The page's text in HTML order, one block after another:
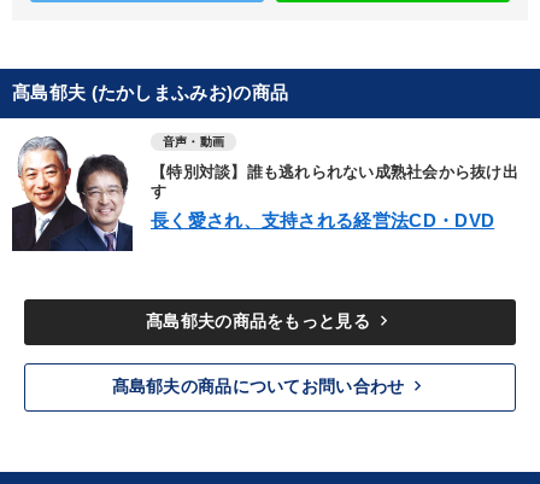
髙島郁夫 (たかしまふみお)の商品
音声・動画
【特別対談】誰も逃れられない成熟社会から抜け出
す
長く愛され、支持される経営法CD・DVD
髙島郁夫の商品をもっと見る keyboard_arrow_right
髙島郁夫の商品についてお問い合わせ keyboard_arrow_right